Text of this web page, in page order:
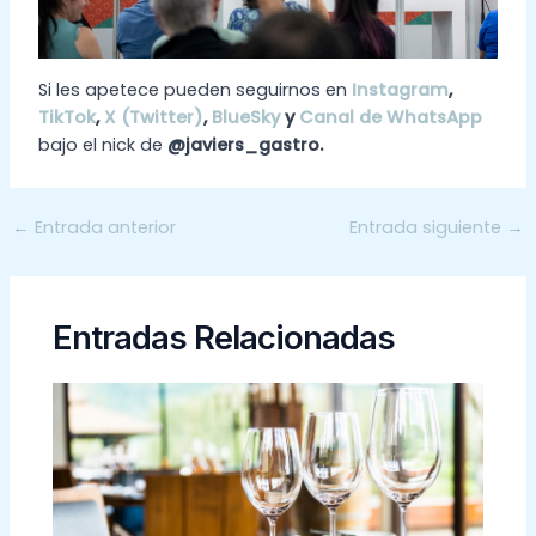
Si les apetece pueden seguirnos en Instagram,
TikTok, X (Twitter), BlueSkyy Canal de WhatsApp
bajo el nick de @javiers_gastro.
← Entrada anterior Entrada siguiente →
Entradas Relacionadas